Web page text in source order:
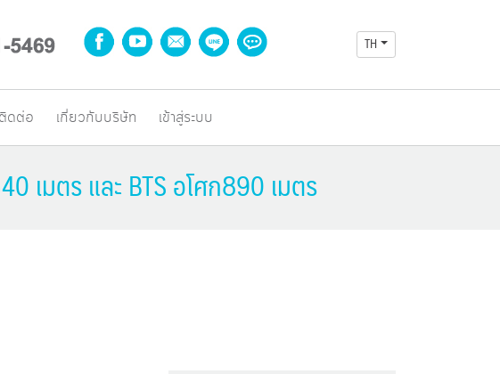
TH
ติดต่อ เกี่ยวกับบริษัท เข้าสู่ระบบ
เมตร และ BTS อโศก890 เมตร